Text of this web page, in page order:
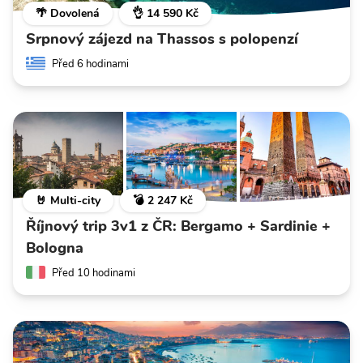
🌴 Dovolená 👌 14 590 Kč
Srpnový zájezd na Thassos s polopenzí
Před 6 hodinami
🤘 Multi-city 💣 2 247 Kč
Říjnový trip 3v1 z ČR: Bergamo + Sardinie +
Bologna
Před 10 hodinami